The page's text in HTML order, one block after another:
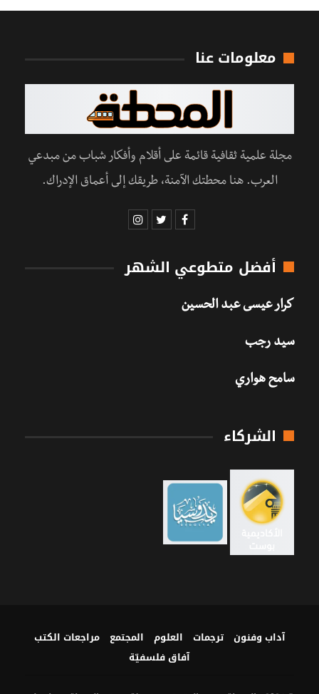
معلومات عنا
مجلة علمية ثقافية قائمة على أقلام وأفكار شباب من مبدعي
العرب. هنا محطتك الآمنة، طريقك إلى أعماق الإدراك.
أفضل متطوعي الشهر
كرار عيسى عبد الحسين
سيد رجب
سامح هواري
الشركاء
آداب وفنون ترجمات العلوم المجتمع
مراجعات الكتب
آفاق فلسفيّة‎